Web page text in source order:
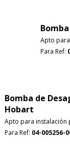
Apto
Para Ref:
Bomba de
Hobart
Apto para instalación
Para Ref: 04-005256-